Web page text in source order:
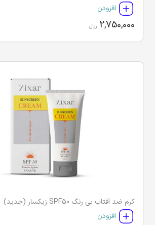
افزودن
2,750,000 ریال
کرم ضد آفتاب بی رنگ SPF50 زیکسار (جدید)
افزودن